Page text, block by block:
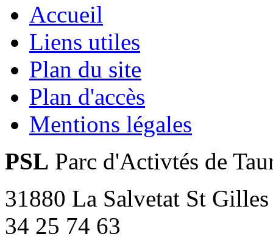
Accueil
Liens utiles
Plan du site
Plan d'accès
Mentions légales
PSL Parc d'Activtés de
31880 La Salvetat St
34 25 74 63